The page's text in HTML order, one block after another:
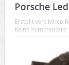
Porsche
Erstellt von: Mirco
Keine Kommentare